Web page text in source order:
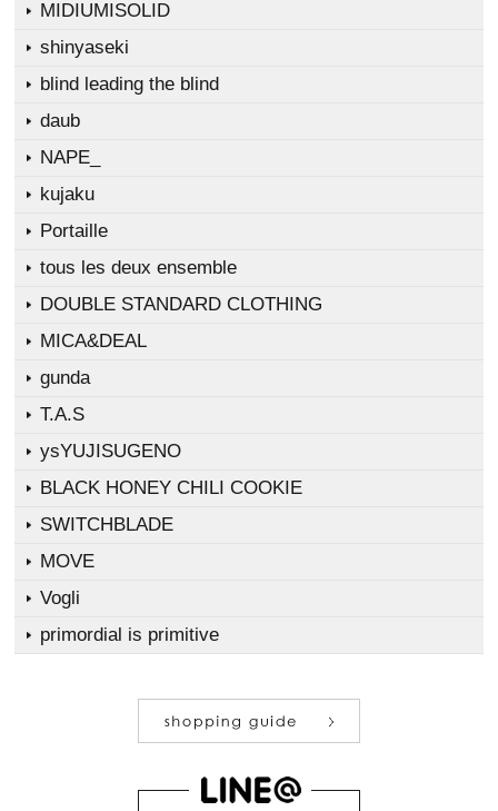
MIDIUMISOLID
shinyaseki
blind leading the blind
daub
NAPE_
kujaku
Portaille
tous les deux ensemble
DOUBLE STANDARD CLOTHING
MICA&DEAL
gunda
T.A.S
ysYUJISUGENO
BLACK HONEY CHILI COOKIE
SWITCHBLADE
MOVE
Vogli
primordial is primitive